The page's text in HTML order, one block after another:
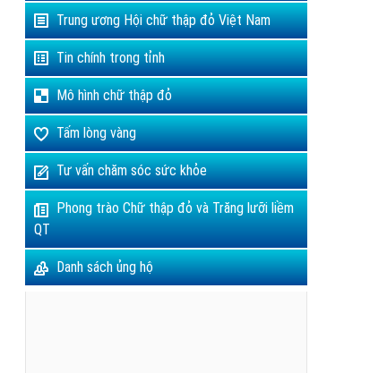
Trung ương Hội chữ thập đỏ Việt Nam
Tin chính trong tỉnh
Mô hình chữ thập đỏ
Tấm lòng vàng
Tư vấn chăm sóc sức khỏe
Phong trào Chữ thập đỏ và Trăng lưỡi liềm
QT
Danh sách ủng hộ